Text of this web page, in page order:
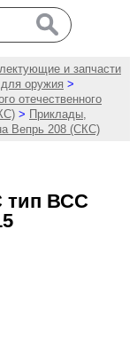
и запчасти
оружия >
отечественного
> Приклады,
Вепрь 208 (СКС)
тип ВСС